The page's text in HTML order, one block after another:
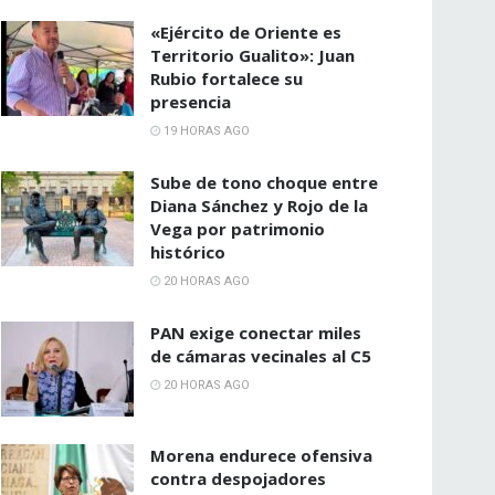
«Ejército de Oriente es
Territorio Gualito»: Juan
Rubio fortalece su
presencia
19 HORAS AGO
Sube de tono choque entre
Diana Sánchez y Rojo de la
Vega por patrimonio
histórico
20 HORAS AGO
PAN exige conectar miles
de cámaras vecinales al C5
20 HORAS AGO
Morena endurece ofensiva
contra despojadores